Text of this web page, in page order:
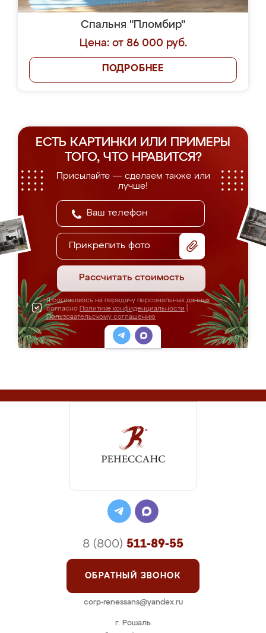
Спальня "Пломбир"
Цена: от 86 000 руб.
ПОДРОБНЕЕ
ЕСТЬ КАРТИНКИ ИЛИ ПРИМЕРЫ
ТОГО, ЧТО НРАВИТСЯ?
Присылайте — сделаем также или
лучше!
Прикрепить фото
Рассчитать стоимость
Я соглашаюсь на передачу персональных данных
согласно Политике конфиденциальности
Пользовательскому соглашению
г. Рошаль
8 (800) 511-89-55
ОБРАТНЫЙ ЗВОНОК
corp-renessans@yandex.ru